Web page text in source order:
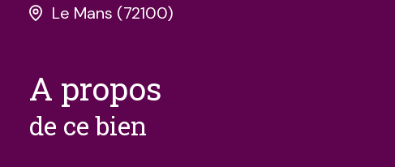
Le Mans (72100)
a propos
de ce bien